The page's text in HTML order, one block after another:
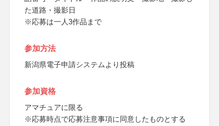
た道路・撮影日
※応募は一人3作品まで
参加方法
新潟県電子申請システムより投稿
参加資格
アマチュアに限る
※応募時点で応募注意事項に同意したものとする